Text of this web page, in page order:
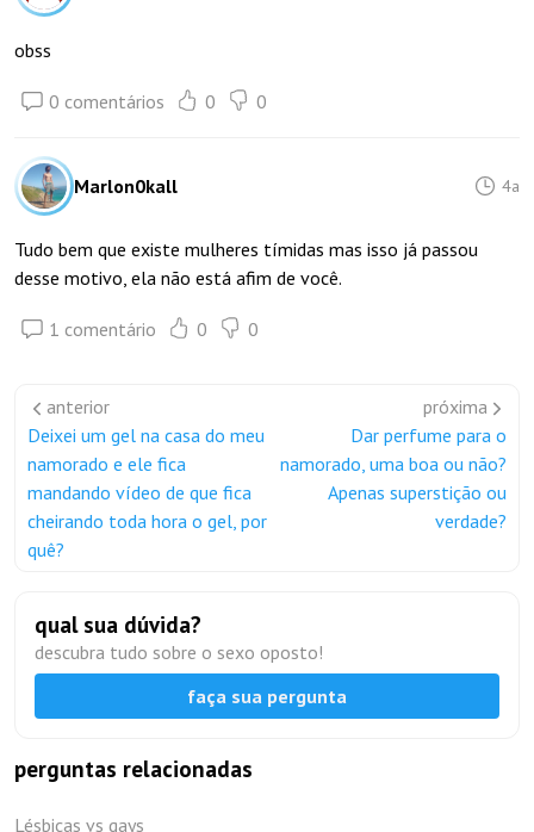
obss
0 comentários 0 0
Marlon0kall 4a
Tudo bem que existe mulheres tímidas mas isso já passou
desse motivo, ela não está afim de você.
1 comentário 0 0
anterior
Deixei um gel na casa do meu
namorado e ele fica
mandando vídeo de que fica
cheirando toda hora o gel, por
quê?
próxima
Dar perfume para o
namorado, uma boa ou não?
Apenas superstição ou
verdade?
qual sua dúvida?
descubra tudo sobre o sexo oposto!
faça sua pergunta
perguntas relacionadas
Lésbicas vs gays